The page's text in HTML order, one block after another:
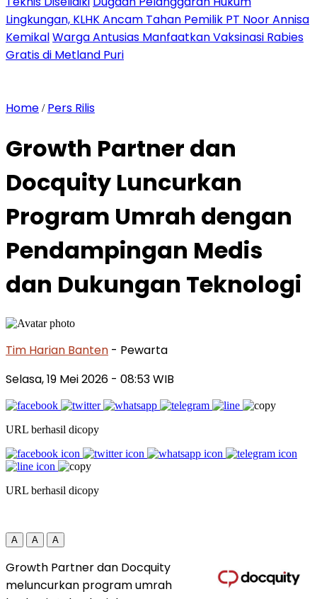
Lingkungan, KLHK Ancam Tahan Pemilik PT Noor Annisa
KemikalWarga Antusias Manfaatkan Vaksinasi Rabies
Gratis di Metland Puri
Home / Pers Rilis
Growth Partner dan
Docquity Luncurkan
Program Umrah dengan
Pendampingan Medis
dan Dukungan Teknologi
Tim Harian Banten - Pewarta
Selasa, 19 Mei 2026 - 08:53 WIB
URL berhasil dicopy
URL berhasil dicopy
A A A
Growth Partner dan Docquity
meluncurkan program umrah